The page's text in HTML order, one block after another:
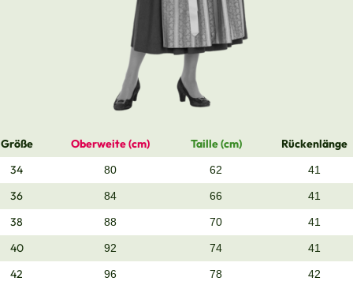
Größe Oberweite (cm) Taille (cm)
Rückenlänge
34
80 62 41
36 84 66 41
38 88 70 41
40 92 74 41
42 96 78 42